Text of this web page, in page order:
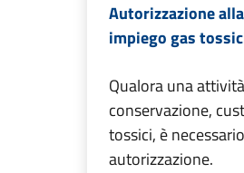
Autorizzazione
impiego gas
Qualora una
conservazione,
tossici, è
autorizzazione.